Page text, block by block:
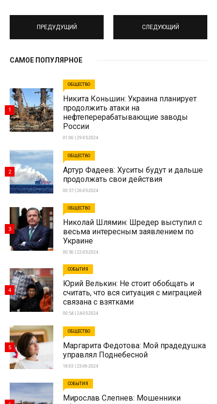
ПРЕДУДУЩИЙ СЛЕДУЮЩИЙ
САМОЕ ПОПУЛЯРНОЕ
ОБЩЕСТВО
Никита Коньшин: Украина планирует
продолжить атаки на
нефтеперерабатывающие заводы
России
01:06 | 29-05-2024
1
ОБЩЕСТВО
Артур Фадеев: Хуситы будут и дальше
продолжать свои действия
00:57 | 26-05-2024
2
ОБЩЕСТВО
Николай Шлямин: Шредер выступил с
весьма интересным заявлением по
Украине
00:50 | 22-05-2024
3
СОБЫТИЯ
Юрий Велькин: Не стоит обобщать и
считать, что вся ситуация с миграцией
связана с взятками
00:54 | 24-05-2024
4
ОБЩЕСТВО
Маргарита Федотова: Мой прадедушка
управлял Поднебесной
18:03 | 23-06-2024
5
СОБЫТИЯ
Мирослав Слепнев: Мошенники